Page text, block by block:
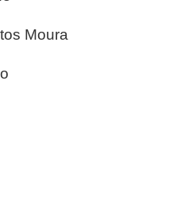
Moura